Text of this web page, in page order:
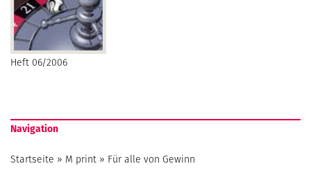
Heft 06/2006
Navigation
Startseite » M print » Für alle von Gewinn